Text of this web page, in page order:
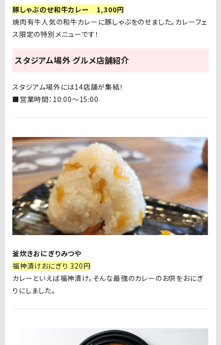
豚しゃぶのせ和牛カレー 1,300円
焼肉有牛人気の和牛カレーに豚しゃぶをのせました。カレーフェ
ス限定の特別メニューです！
スタジアム場外 グルメ店舗紹介
スタジアム場外には14店舗が集結！
■営業時間：10:00〜15:00
釜炊きおにぎりみつや
福神漬けおにぎり 320円
カレーといえば福神漬け。そんな最強のカレーのお供をおにぎ
りにしました。